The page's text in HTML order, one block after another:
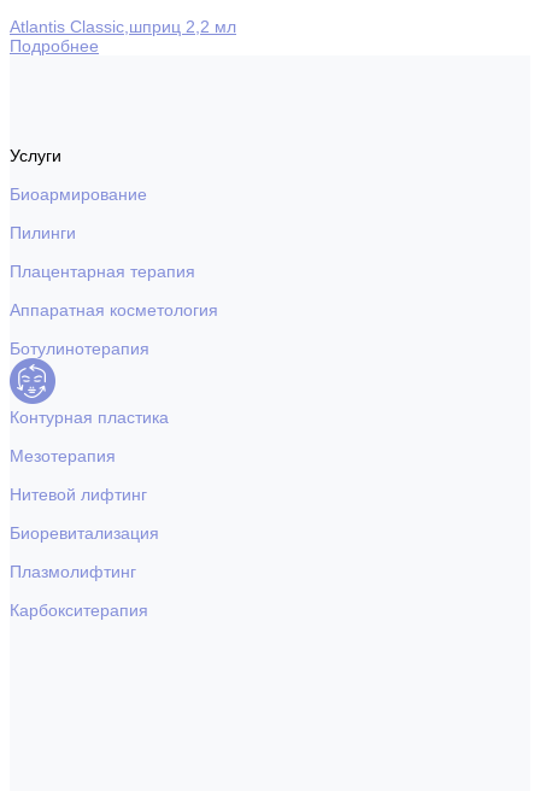
Atlantis Classic,шприц 2,2 мл
Подробнее
Услуги
Биоармирование
Пилинги
Плацентарная терапия
Аппаратная косметология
Ботулинотерапия
Контурная пластика
Мезотерапия
Нитевой лифтинг
Биоревитализация
Плазмолифтинг
Карбокситерапия